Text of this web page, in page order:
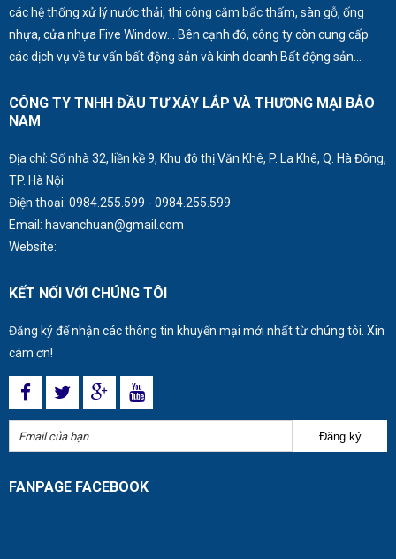
các hệ thống xử lý nước thải, thi công cắm bấc thấm, sàn gỗ, ống
nhựa, cửa nhựa Five Window… Bên cạnh đó, công ty còn cung cấp
các dịch vụ về tư vấn bất động sản và kinh doanh Bất động sản…
CÔNG TY TNHH ĐẦU TƯ XÂY LẮP VÀ THƯƠNG MẠI BẢO
NAM
Địa chỉ: Số nhà 32, liền kề 9, Khu đô thị Văn Khê, P. La Khê, Q. Hà Đông,
TP. Hà Nội
Điện thoại: 0984.255.599 - 0984.255.599
Email: havanchuan@gmail.com
Website:
KẾT NỐI VỚI CHÚNG TÔI
Đăng ký để nhận các thông tin khuyến mại mới nhất từ chúng tôi. Xin
cám ơn!
Đăng ký
FANPAGE FACEBOOK